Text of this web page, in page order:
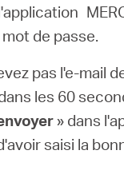
de passe.
pas l'e-mail
les 60
» dans
saisi la